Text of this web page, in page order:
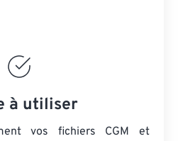
à utiliser
vos fichiers CGM et